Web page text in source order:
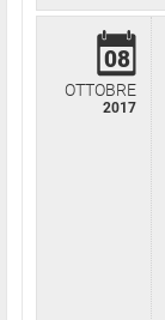
08
OTTOBRE
2017